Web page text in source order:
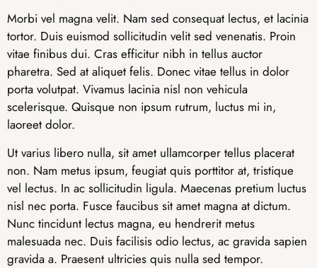
Morbi vel magna velit. Nam sed consequat lectus, et lacinia
tortor. Duis euismod sollicitudin velit sed venenatis. Proin
vitae finibus dui. Cras efficitur nibh in tellus auctor
pharetra. Sed at aliquet felis. Donec vitae tellus in dolor
porta volutpat. Vivamus lacinia nisl non vehicula
scelerisque. Quisque non ipsum rutrum, luctus mi in,
laoreet dolor.
Ut varius libero nulla, sit amet ullamcorper tellus placerat
non. Nam metus ipsum, feugiat quis porttitor at, tristique
vel lectus. In ac sollicitudin ligula. Maecenas pretium luctus
nisl nec porta. Fusce faucibus sit amet magna at dictum.
Nunc tincidunt lectus magna, eu hendrerit metus
malesuada nec. Duis facilisis odio lectus, ac gravida sapien
gravida a. Praesent ultricies quis nulla sed tempor.